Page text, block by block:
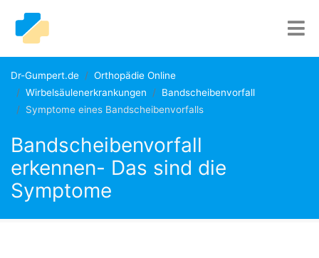
Dr-Gumpert.de
Orthopädie Online
Wirbelsäulenerkrankungen
Bandscheibenvorfall
Symptome eines Bandscheibenvorfalls
Bandscheibenvorfall
erkennen- Das sind die
Symptome